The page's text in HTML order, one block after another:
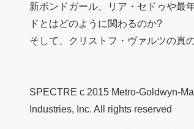
新ボンドガール、リア・セドゥや最
ドとはどのように関わるのか?
そして、クリストフ・ヴァルツの真
SPECTRE c 2015 Metro-Goldwyn-
Industries, Inc. All rights reserved